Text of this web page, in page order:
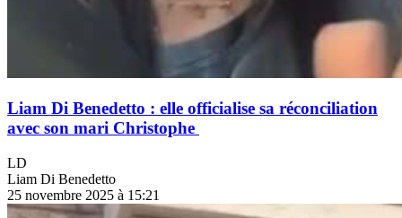
Liam Di Benedetto : elle officialise sa réconciliation
avec son mari Christophe
LD
Liam Di Benedetto
25 novembre 2025 à 15:21